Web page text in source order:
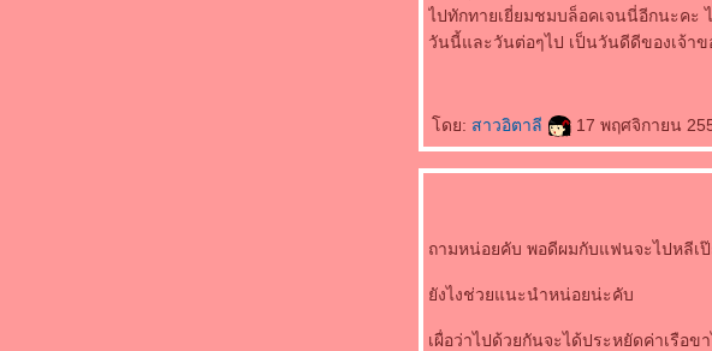
ไปทักทายเยี่ยมชมบล็อคเจนนี่อีกนะคะ
วันนี้และวันต่อๆไป เป็นวันดีดีของเจ้า
ดย: สาวอิตาลี 17 พฤศจิกายน
ถามหน่อยคับ พอดีผมกับแฟนจะไปหลีเ
ังไงช่วยแนะนำหน่อยน่ะคับ
เผื่อว่าไปด้วยกันจะได้ประหยัดค่าเรือข